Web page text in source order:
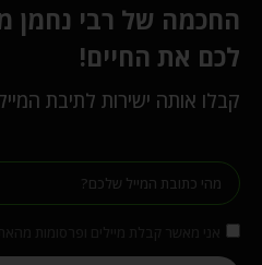
החכמה של רבי נחמן
לכם את החיים!
קבלו אותה ישירות לתיבת